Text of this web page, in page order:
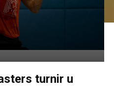
turnir u